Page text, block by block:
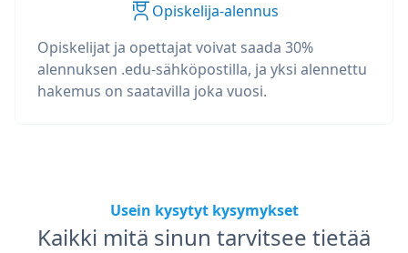
Opiskelija-alennus
Opiskelijat ja opettajat voivat saada 30%
alennuksen .edu-sähköpostilla, ja yksi alennettu
hakemus on saatavilla joka vuosi.
Usein kysytyt kysymykset
Kaikki mitä sinun tarvitsee tietää